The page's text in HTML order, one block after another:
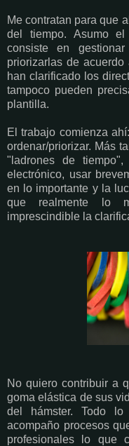
Me contratan para que
del tiempo. Asumo
consiste en
priorizarlas de
han clarificado los
tampoco pueden
plantilla.
El trabajo comienza
ordenar/priorizar. Más
"ladrones de
electrónico, usar
en lo importante y la
que realmente lo
imprescindible la
No quiero contribuir a
goma elástica de sus
del hámster. Todo
acompaño procesos
profesionales lo que